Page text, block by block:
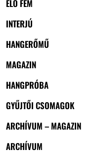
ÉLŐ FÉM
INTERJÚ
HANGERŐMŰ
MAGAZIN
HANGPRÓBA
GYŰJTŐI CSOMAGOK
ARCHÍVUM – MAGAZIN
ARCHÍVUM